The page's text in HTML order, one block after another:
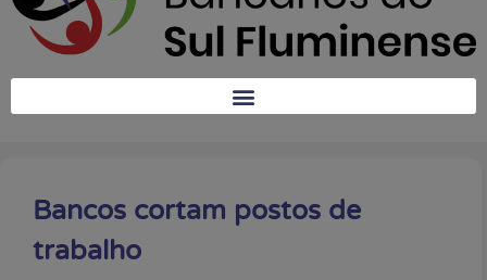
Bancos cortam postos de
trabalho